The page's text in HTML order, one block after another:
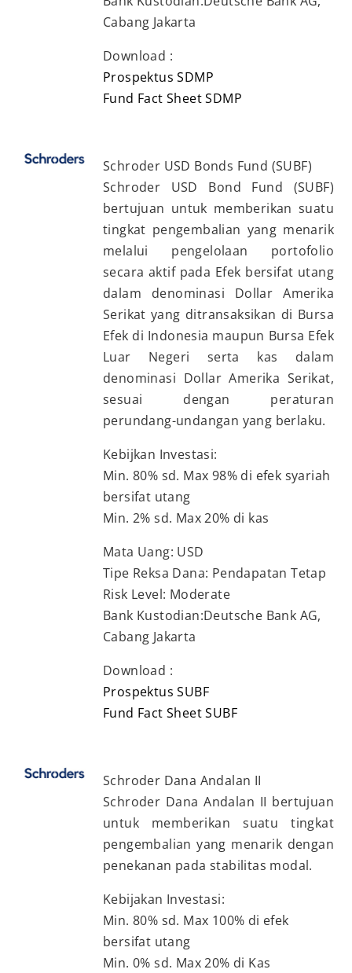
Cabang Jakarta
Download :
Prospektus SDMP
Fund Fact Sheet SDMP
Schroder USD Bonds Fund (SUBF)
Schroder USD Bond Fund (SUBF)
bertujuan untuk memberikan suatu
tingkat pengembalian yang menarik
melalui pengelolaan portofolio
secara aktif pada Efek bersifat utang
dalam denominasi Dollar Amerika
Serikat yang ditransaksikan di Bursa
Efek di Indonesia maupun Bursa Efek
Luar Negeri serta kas dalam
denominasi Dollar Amerika Serikat,
sesuai dengan peraturan
perundang-undangan yang berlaku.
Kebijkan Investasi:
Min. 80% sd. Max 98% di efek syariah
bersifat utang
Min. 2% sd. Max 20% di kas
Mata Uang: USD
Tipe Reksa Dana: Pendapatan Tetap
Risk Level: Moderate
Bank Kustodian:Deutsche Bank AG,
Cabang Jakarta
Download :
Prospektus SUBF
Fund Fact Sheet SUBF
Schroder Dana Andalan II
Schroder Dana Andalan II bertujuan
untuk memberikan suatu tingkat
pengembalian yang menarik dengan
penekanan pada stabilitas modal.
Kebijakan Investasi:
Min. 80% sd. Max 100% di efek
bersifat utang
Min. 0% sd. Max 20% di Kas